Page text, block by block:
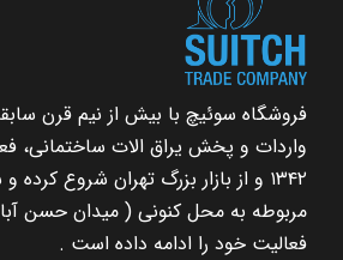
فروشگاه سوئیچ با بیش از نیم قرن
واردات و پخش یراق الات ساختمانی،
۱۳۴۲ و از بازار بزرگ تهران شروع
مربوطه به محل کنونی ( میدان حسن
فعالیت خود را ادامه داده است .